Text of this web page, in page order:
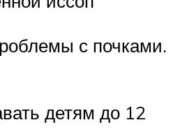
с почками.
детям до 12